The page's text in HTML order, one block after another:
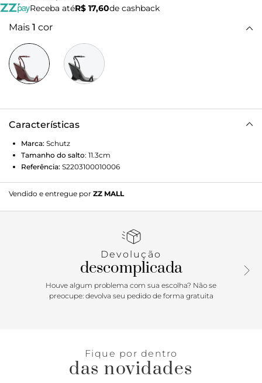
Receba atéR$ 17,60de cashback
Mais 1 cor
Características
Marca: Schutz
Tamanho do salto: 11.3cm
Referência: S2203100010006
Vendido e entregue por ZZ MALL
Devolução
descomplicada
Houve algum problema com sua escolha? Não se
preocupe: devolva seu pedido de forma gratuita
Fique por dentro
das novidades